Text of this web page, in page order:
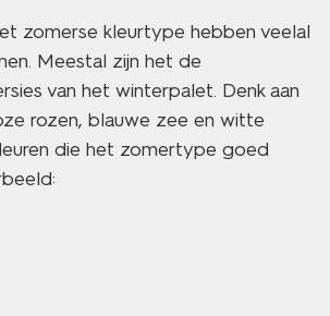
zomerse kleurtype hebben veelal
Meestal zijn het de
van het winterpalet. Denk aan
rozen, blauwe zee en witte
die het zomertype goed